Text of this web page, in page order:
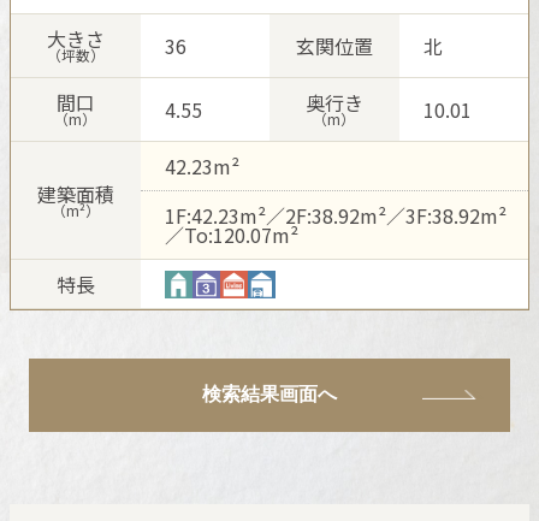
分譲マンション検索
住まいの売却
これから住まいをご検討の方
これから土地活用・賃貸経営をご検討の方
土地活用の基礎から長期安定経営を目指すオーナー様まで、賃貸経
営に役立つ多彩な情報を幅広くお届けします。
ホームラウンジ 土地活用・賃貸経営
リフォーム営業所
これからリフォームをご検討の方
実例動画や基礎知識、収納の工夫など、理想の住まいを叶えるリフ
ォームの具体策とアイデアを豊富にご用意しています。
ホームラウンジ リフォーム
事業用地・事業用建物
分譲用地
すべてのフィールドに新しい価値をデザインし、持続可能な未来志
向のまちづくりを実現していきます。
ミサワゼネラルソリューション
お客様センター
ミサワホームオーナーさま・リフォーム工事ご契約者さまとミサワ
ホームを結ぶコミュニケーションサイト。お得・便利・安心なコン
テンツや、ミサワホームからの大切なお知らせなど配信していま
SDGs
環境活動
中途採用
障がい者採用
ウエルネス事業
大きさ
（坪数） 36 玄関位置
北
間口
（m） 4.55 奥行き
（m） 10.01
建築面積
（m²）
42.23m²
1F:42.23m²／2F:38.92m²／3F:38.92m²
／To:120.07m²
特長
検索結果画面へ